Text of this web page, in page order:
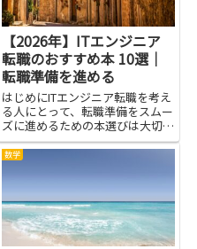
【2026年】ITエンジニア
転職のおすすめ本 10選｜
転職準備を進める
はじめにITエンジニア転職を考え
る人にとって、転職準備をスムー
ズに進めるための本選びは大切で
す。難しい専門用語を追いかける
だけでなく、実務のイメージをつ
を見つけることが目的になりま
経...
数学